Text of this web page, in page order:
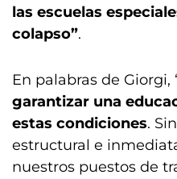
las escuelas
colapso”.
En palabras de Giorgi,
garantizar una
estas condiciones.
estructural e
nuestros puestos de